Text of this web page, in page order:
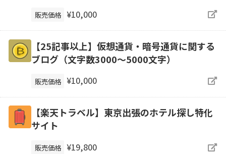
販売価格 ¥10,000
【25記事以上】仮想通貨・暗号通貨に関する
ブログ（文字数3000～5000文字）
販売価格 ¥10,000
【楽天トラベル】東京出張のホテル探し特化
サイト
販売価格 ¥19,800